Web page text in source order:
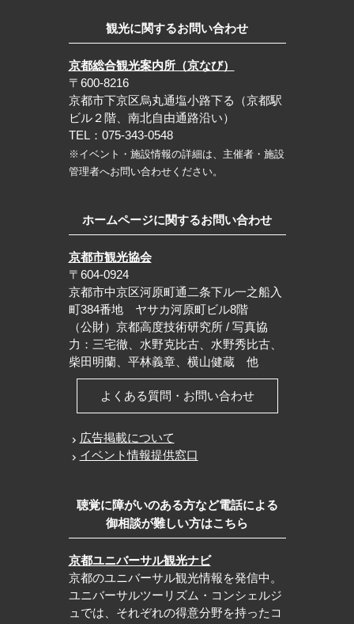
観光に関するお問い合わせ
京都総合観光案内所（京なび）
〒600-8216
京都市下京区烏丸通塩小路下る（京都駅
ビル２階、南北自由通路沿い）
TEL：075-343-0548
※イベント・施設情報の詳細は、主催者・施設
管理者へお問い合わせください。
ホームページに関するお問い合わせ
京都市観光協会
〒604-0924
京都市中京区河原町通二条下ル一之船入
町384番地 ヤサカ河原町ビル8階
（公財）京都高度技術研究所 / 写真協
力：三宅徹、水野克比古、水野秀比古、
柴田明蘭、平林義章、横山健蔵 他
よくある質問・お問い合わせ
広告掲載について
イベント情報提供窓口
聴覚に障がいのある方など電話による
御相談が難しい方はこちら
京都ユニバーサル観光ナビ
京都のユニバーサル観光情報を発信中。
ユニバーサルツーリズム・コンシェルジ
ュでは、それぞれの得意分野を持ったコ